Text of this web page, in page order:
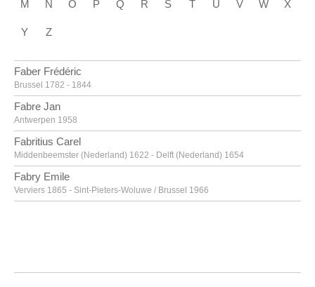
M N O P Q R S T U V W X
Y Z
Faber Frédéric
Brussel 1782 - 1844
Fabre Jan
Antwerpen 1958
Fabritius Carel
Middenbeemster (Nederland) 1622 - Delft (Nederland) 1654
Fabry Emile
Verviers 1865 - Sint-Pieters-Woluwe / Brussel 1966